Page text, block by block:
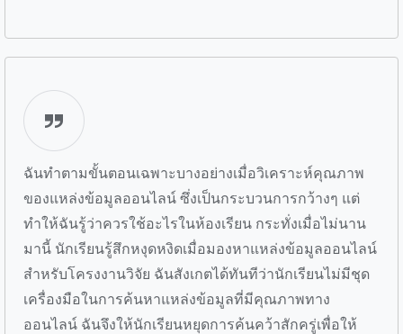
ฉันทำตามขั้นตอนเฉพาะบางอย่างเมื่อวิเคราะห์คุณภาพ
ของแหล่งข้อมูลออนไลน์ ซึ่งเป็นกระบวนการกว้างๆ แต่
ทำให้ฉันรู้ว่าควรใช้อะไรในห้องเรียน กระทั่งเมื่อไม่นาน
มานี้ นักเรียนรู้สึกหงุดหงิดเมื่อมองหาแหล่งข้อมูลออนไลน์
สำหรับโครงงานวิจัย ฉันสังเกตได้ทันทีว่านักเรียนไม่มีชุด
เครื่องมือในการค้นหาแหล่งข้อมูลที่มีคุณภาพทาง
ออนไลน์ ฉันจึงให้นักเรียนหยุดการค้นคว้าสักครู่เพื่อให้